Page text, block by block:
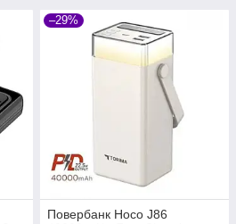
–29%
Повербанк Hoco J86